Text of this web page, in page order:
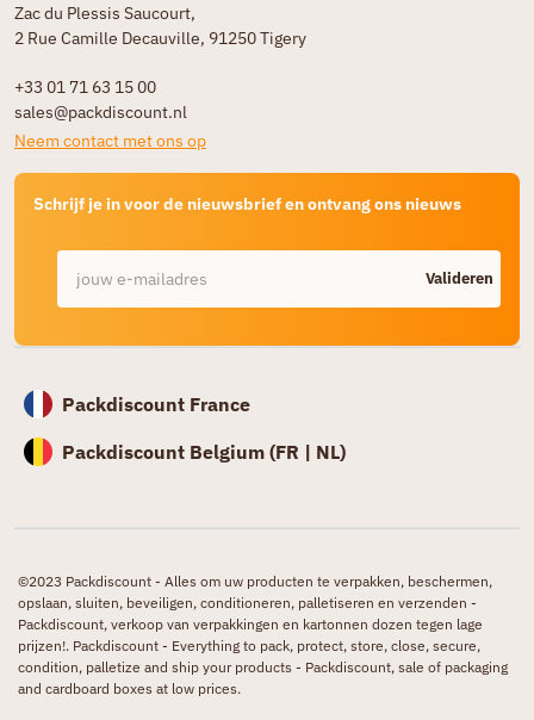
Zac du Plessis Saucourt,
2 Rue Camille Decauville, 91250 Tigery
+33 01 71 63 15 00
sales@packdiscount.nl
Neem contact met ons op
Schrijf je in voor de nieuwsbrief en ontvang ons nieuws
Valideren
Packdiscount France
Packdiscount Belgium (FR | NL)
©2023 Packdiscount - Alles om uw producten te verpakken, beschermen,
opslaan, sluiten, beveiligen, conditioneren, palletiseren en verzenden -
Packdiscount, verkoop van verpakkingen en kartonnen dozen tegen lage
prijzen!. Packdiscount - Everything to pack, protect, store, close, secure,
condition, palletize and ship your products - Packdiscount, sale of packaging
and cardboard boxes at low prices.